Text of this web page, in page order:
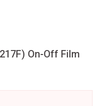
On-Off Film